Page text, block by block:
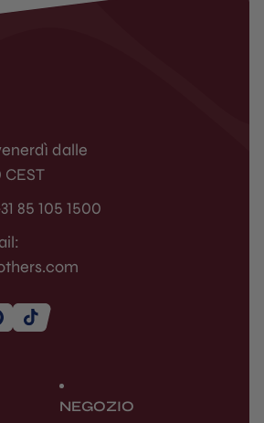
NEGOZIO
dalle
CEST
85 105 1500